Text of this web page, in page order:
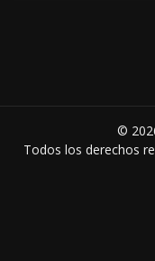
©
Todos los derechos